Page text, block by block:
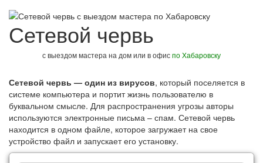
Сетевой червь
с выездом мастера на дом или в офиспо Хабаровску
Сетевой червь — один из вирусов, который поселяется в
системе компьютера и портит жизнь пользователю в
буквальном смысле. Для распространения угрозы авторы
используются электронные письма – спам. Сетевой червь
находится в одном файле, которое загружает на свое
устройство файл и запускает его установку.